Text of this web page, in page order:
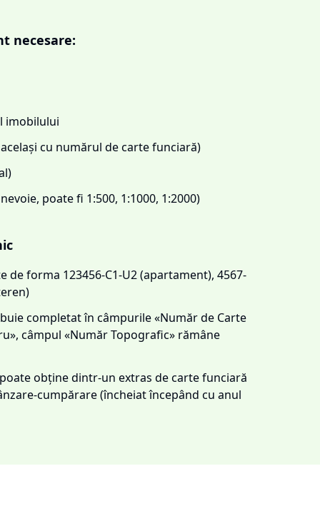
necesare:
imobilului
cu numărul de carte funciară)
poate fi 1:500, 1:1000, 1:2000)
forma 123456-C1-U2 (apartament), 4567-
completat în câmpurile «Număr de Carte
câmpul «Număr Topografic» rămâne
obține dintr-un extras de carte funciară
cumpărare (încheiat începând cu anul